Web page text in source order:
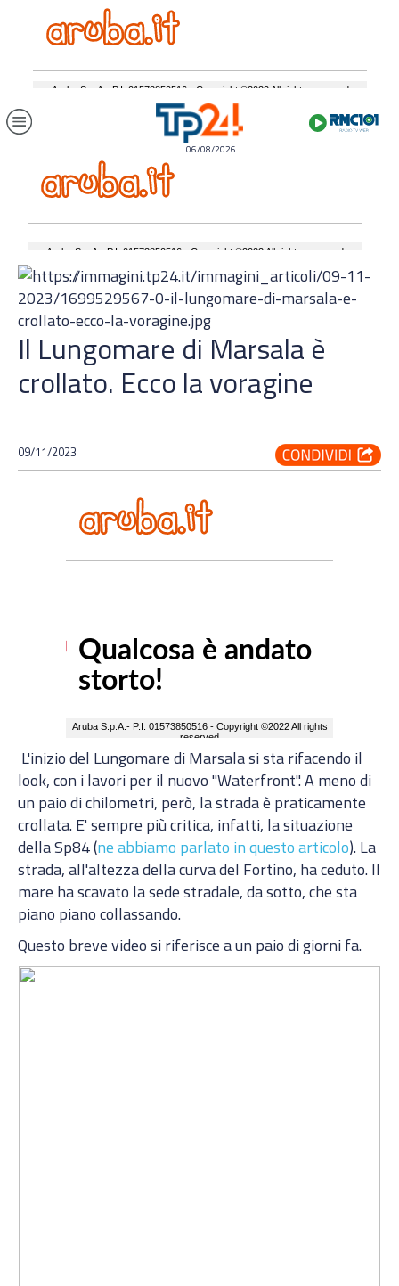
06/08/2026
Il Lungomare di Marsala è
crollato. Ecco la voragine
09/11/2023
L'inizio del Lungomare di Marsala si sta rifacendo il
look, con i lavori per il nuovo "Waterfront". A meno di
un paio di chilometri, però, la strada è praticamente
crollata. E' sempre più critica, infatti, la situazione
della Sp84 (ne abbiamo parlato in questo articolo). La
strada, all'altezza della curva del Fortino, ha ceduto. Il
mare ha scavato la sede stradale, da sotto, che sta
piano piano collassando.
Questo breve video si riferisce a un paio di giorni fa.